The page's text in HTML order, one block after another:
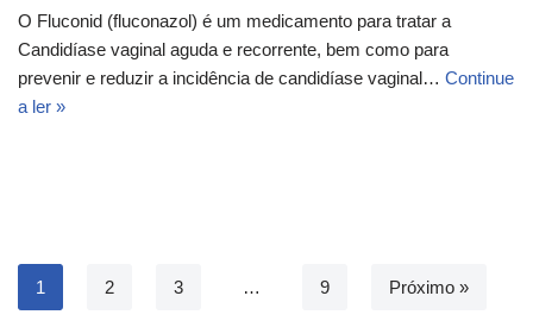
O Fluconid (fluconazol) é um medicamento para tratar a
Candidíase vaginal aguda e recorrente, bem como para
prevenir e reduzir a incidência de candidíase vaginal… Continue
a ler »
1 2 3 … 9 Próximo »